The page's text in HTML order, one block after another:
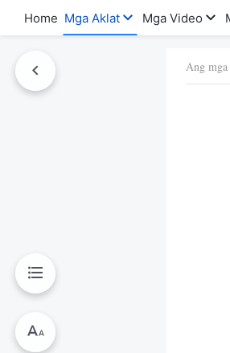
Home Mga Aklat Mga Video
Ang